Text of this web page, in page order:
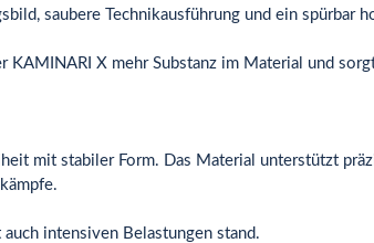
saubere Technikausführung und ein spürbar
KAMINARI X mehr Substanz im Material und
mit stabiler Form. Das Material unterstützt
intensiven Belastungen stand.